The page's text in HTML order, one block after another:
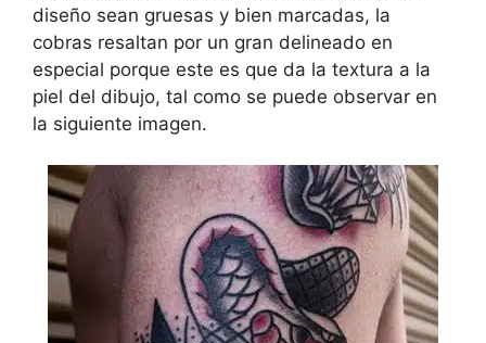
diseño sean gruesas y bien marcadas, la
cobras resaltan por un gran delineado en
especial porque este es que da la textura a la
piel del dibujo, tal como se puede observar en
la siguiente imagen.